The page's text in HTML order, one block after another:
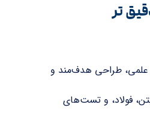
تر
علمی، طراحی هدف‌مند و
فولاد، و تست‌های